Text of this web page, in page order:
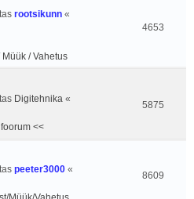
rootsikunn «
/ Vahetus
4653
Digitehnika «
<<
5875
peeter3000 «
8609